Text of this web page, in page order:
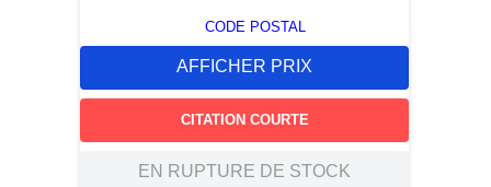
CODE POSTAL
AFFICHER PRIX
CITATION COURTE
EN RUPTURE DE STOCK